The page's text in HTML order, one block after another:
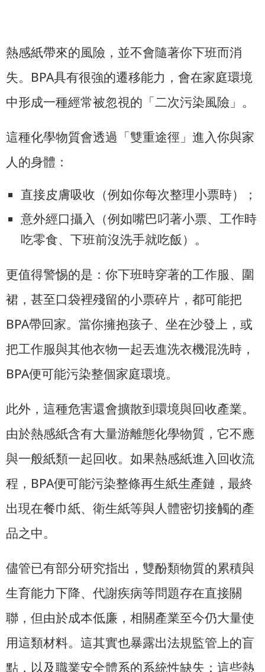
熱感紙帶來的風險，並不會隨著你下班而消
失。BPA具有很強的遷移能力，會在家庭環境
中形成一種經常被忽視的「二次污染風險」。
這種化學物質會透過「雙重途徑」進入你與家
人的身體：
直接皮膚吸收（例如你每次整理小票時）；
意外經口攝入（例如嘴巴叼著小票、工作時
吃零食、下班前沒洗手就吃飯）。
更值得警惕的是：你下班時穿著的工作服、圍
裙，甚至口袋裡殘留的小票碎片，都可能把
BPA帶回家。當你擁抱孩子、坐在沙發上，或
把工作服與其他衣物一起丟進洗衣機混洗時，
BPA便可能污染整個家庭環境。
此外，這種危害還會擴散到環境與回收產業。
由於熱感紙含有大量游離態化學物質，它不應
與一般紙類一起回收。如果熱感紙進入回收流
程，BPA便可能污染整條再生紙生產鏈，最終
出現在餐巾紙、衛生紙等與人體密切接觸的產
品之中。
儘管已有部分研究指出，雙酚類物質的累積與
生育能力下降、代謝疾病等問題存在直接關
聯，但由於成本低廉，相關產業至今仍大量使
用這類材料。這其實也暴露出法規監管上的盲
點，以及職業安全體系的系統性缺失：這些熱